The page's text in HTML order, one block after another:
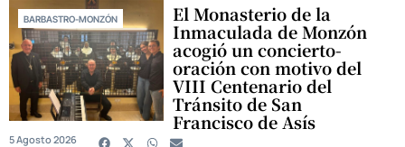
BARBASTRO-MONZÓN El Monasterio de la
Inmaculada de Monzón
acogió un concierto-
oración con motivo del
VIII Centenario del
Tránsito de San
Francisco de Asís
5 Agosto 2026